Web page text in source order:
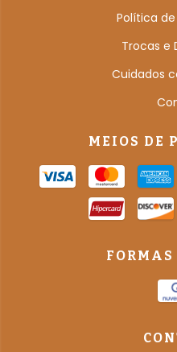
Política
Trocas e
Cuidados
MEIOS DE